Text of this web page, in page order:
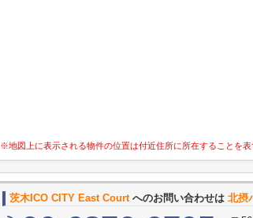
※地図上に表示される物件の位置は付近住所に所在することを
茨木ICO CITY East Courtへのお問い合わせは 北摂